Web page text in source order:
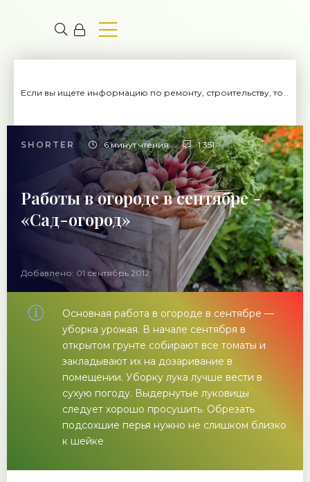
Если вы ищете информацию по ремонту, строительству, то вы попали на нужный сайт.
SHORTER 6 минут чтения 1 351
Работы в огороде в сентябре -
«Сад-огород»
Добавлено: 01 сентябрь 2012
Основная работа в огороде в сентябре —
уборка урожая. В начале сентября в
открытом грунте собирают все томаты и
закладывают их на дозаривание в
помещении. Уборку лука лучше вести в
сухую погоду. Выдернутые луковицы
следует хорошо просушить. Обрезать
подсохшие перья нужно не слишком близко
к шейке